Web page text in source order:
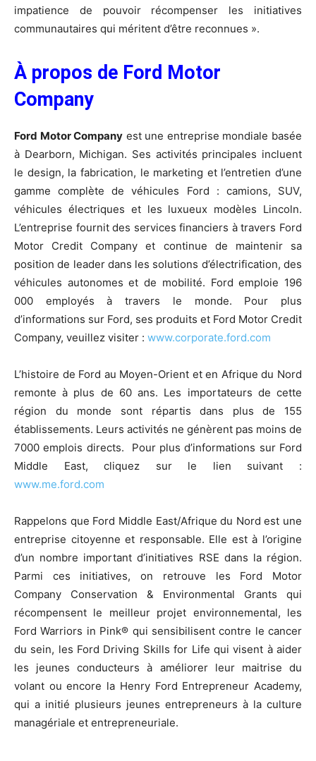
impatience de pouvoir récompenser les initiatives
communautaires qui méritent d’être reconnues ».
À propos de Ford Motor
Company
Ford Motor Company est une entreprise mondiale basée
à Dearborn, Michigan. Ses activités principales incluent
le design, la fabrication, le marketing et l’entretien d’une
gamme complète de véhicules Ford : camions, SUV,
véhicules électriques et les luxueux modèles Lincoln.
L’entreprise fournit des services financiers à travers Ford
Motor Credit Company et continue de maintenir sa
position de leader dans les solutions d’électrification, des
véhicules autonomes et de mobilité. Ford emploie 196
000 employés à travers le monde. Pour plus
d’informations sur Ford, ses produits et Ford Motor Credit
Company, veuillez visiter : www.corporate.ford.com
L’histoire de Ford au Moyen-Orient et en Afrique du Nord
remonte à plus de 60 ans. Les importateurs de cette
région du monde sont répartis dans plus de 155
établissements. Leurs activités ne génèrent pas moins de
7000 emplois directs. Pour plus d’informations sur Ford
Middle East, cliquez sur le lien suivant :
www.me.ford.com
Rappelons que Ford Middle East/Afrique du Nord est une
entreprise citoyenne et responsable. Elle est à l’origine
d’un nombre important d’initiatives RSE dans la région.
Parmi ces initiatives, on retrouve les Ford Motor
Company Conservation & Environmental Grants qui
récompensent le meilleur projet environnemental, les
Ford Warriors in Pink® qui sensibilisent contre le cancer
du sein, les Ford Driving Skills for Life qui visent à aider
les jeunes conducteurs à améliorer leur maitrise du
volant ou encore la Henry Ford Entrepreneur Academy,
qui a initié plusieurs jeunes entrepreneurs à la culture
managériale et entrepreneuriale.